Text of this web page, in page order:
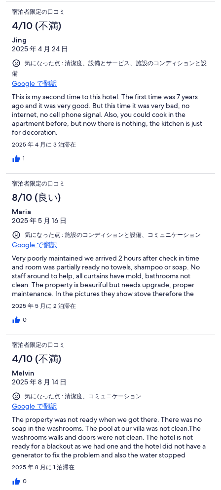
宿泊者限定の口コミ
4/10 (不満)
Jing
2025 年 4 月 24 日
気になった点 : 清潔度、設備とサービス、施設のコンディションと設
備
Google で翻訳
This is my second time to this hotel. The first time was 7 years
ago and it was very good. But this time it was very bad, no
internet, no cell phone signal. Also, you could cook in the
apartment before, but now there is nothing, the kitchen is just
for decoration.
2025 年 4 月に 3 泊滞在
1
宿泊者限定の口コミ
8/10 (良い)
Maria
2025 年 5 月 16 日
気になった点 : 施設のコンディションと設備、コミュニケーション
Google で翻訳
Very poorly maintained we arrived 2 hours after check in time
and room was partially ready no towels, shampoo or soap. No
staff around to help, all curtains have mold, bathrooms not
clean. The property is beauriful but needs upgrade, proper
maintenance. In the pictures they show stove therefore the
villas have no stoves.
2025 年 5 月に 2 泊滞在
0
宿泊者限定の口コミ
4/10 (不満)
Melvin
2025 年 8 月 14 日
気になった点 : 清潔度、コミュニケーション
Google で翻訳
The property was not ready when we got there. There was no
soap in the washrooms. The pool at our villa was not clean.The
washrooms walls and doors were not clean. The hotel is not
ready for a blackout as we had one and the hotel did not have a
generator to fix the problem and also the water stopped
working because there was not electricity. We had to leave very
early the next day because we couldn't use the washrooms. I
tried to contact the management regarding the issue but I
2025 年 8 月に 1 泊滞在
0